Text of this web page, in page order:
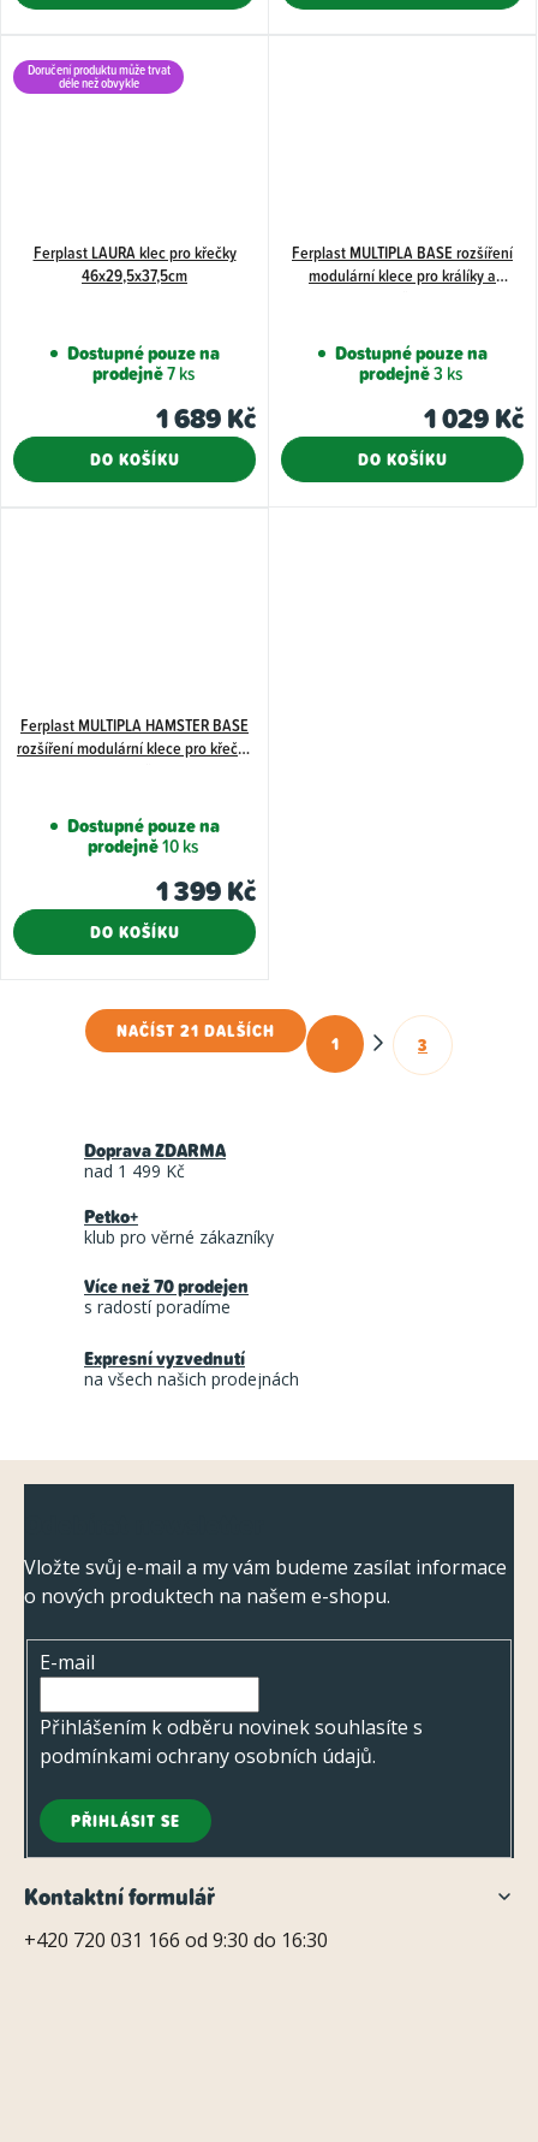
Doručení produktu může trvat
déle než obvykle
Ferplast LAURA klec pro křečky
46x29,5x37,5cm
Dostupné pouze na
prodejně7 ks
1 689 Kč
DO KOŠÍKU
Ferplast MULTIPLA BASE rozšíření
modulární klece pro králíky a
Dostupné pouze na
prodejně3 ks
1 029 Kč
DO KOŠÍKU
Ferplast MULTIPLA HAMSTER BASE
rozšíření modulární klece pro křečky
Dostupné pouze na
prodejně10 ks
1 399 Kč
DO KOŠÍKU
O
a
r
v
y
v
p
i
s
NAČÍST 21 DALŠÍCH
S
1 3
Doprava ZDARMA
nad 1 499 Kč
Petko+
klub pro věrné zákazníky
Více než 70 prodejen
s radostí poradíme
Expresní vyzvednutí
na všech našich prodejnách
Vložte svůj e-mail a my vám budeme zasílat informace
o nových produktech na našem e-shopu.
E-mail
Přihlášením k odběru novinek souhlasíte s
podmínkami ochrany osobních údajů.
PŘIHLÁSIT SE
Kontaktní formulář
+420 720 031 166 od 9:30 do 16:30